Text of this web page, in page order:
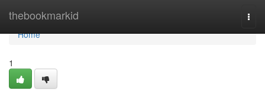
thebookmarkid
Home
Home
1